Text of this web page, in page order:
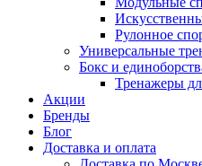
Рулонное
Универсальные
Бокс и
Тренажеры
Акции
Бренды
Блог
Доставка и оплата